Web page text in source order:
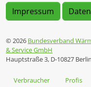
Impressum
© 2026 Bundesverband
& Service GmbH
Hauptstraße 3, D-10827 Berlin
Verbraucher Profis